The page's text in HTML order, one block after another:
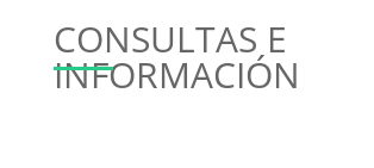
CONSULTAS E
INFORMACIÓN